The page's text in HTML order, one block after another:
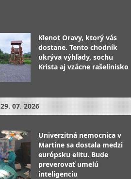
Klenot Oravy, ktorý vás
dostane. Tento chodník
ukrýva výhľady, sochu
Krista aj vzácne rašelinisko
29. 07. 2026
Univerzitná nemocnica v
Martine sa dostala medzi
európsku elitu. Bude
preverovať umelú
inteligenciu